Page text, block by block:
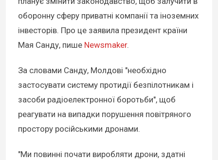
оборонну сферу приватні компанії та іноземних
інвесторів. Про це заявила президент країни
Мая Санду, пише Newsmaker.
За словами Санду, Молдові "необхідно
застосувати систему протидії безпілотникам і
засоби радіоелектронної боротьби", щоб
реагувати на випадки порушення повітряного
простору російськими дронами.
"Ми повинні почати виробляти дрони, здатні